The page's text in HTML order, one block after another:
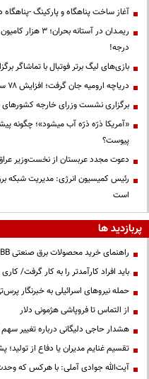
آغاز ساخت پناهگاه و پارکینگ -پناهگاه
درجه!
بازی‌های لیگ برتر فوتبال با تماشاگر
دریاچه ارومیه جان گرفت؛ افزایش ۷۸ سانتی‌متری تراز
برگزاری نشست وزرای خارجه کشورهای
«آمریکا ذرّه ذرّه آب میشود»؛ چگونه
پیوست؟
دعوت مجدد عربستان از نخست‌وزیر
رئیس کمیسیون انرژی: مدیریت شبکه
است
پربازدید ها
راهنمای خرید محصولات برق صنعتی ABB
باید افراد کارآمدتر را به کار گرفت/
حمله نیروهای اسرائیلی به خبرنگار
از التماس تا فروپاشی هژمونی دلار
هشدار حاجی دلیگانی درباره تغییر سهم
تقسیم غنایم مدیران یا دفاع از
آیت‌الله جوادی آملی: با هرکس که وحدت